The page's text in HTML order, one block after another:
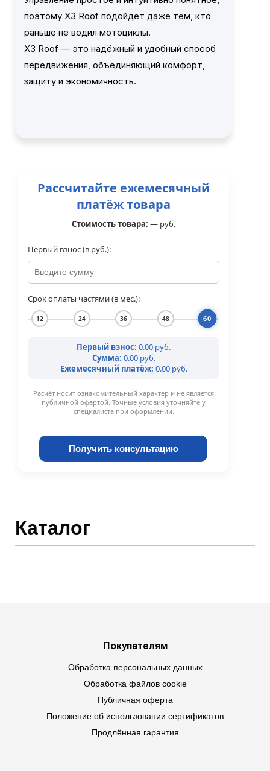
поэтому X3 Roof подойдёт даже тем, кто
раньше не водил мотоциклы.
X3 Roof — это надёжный и удобный способ
передвижения, объединяющий комфорт,
защиту и экономичность.
Получить консультацию
Рассчитайте ежемесячный
платёж товара
Стоимость товара: — руб.
Первый взнос (в руб.):
Срок оплаты частями (в мес.):
12 24 36 48 60
Первый взнос: 0.00 руб.
Сумма: 0.00 руб.
Ежемесячный платёж: 0.00 руб.
Расчёт носит ознакомительный характер и не является
публичной офертой. Точные условия уточняйте у
специалиста при оформлении.
Каталог
Покупателям
Обработка персональных данных
Обработка файлов cookie
Публичная оферта
Положение об использовании сертификатов
Продлённая гарантия